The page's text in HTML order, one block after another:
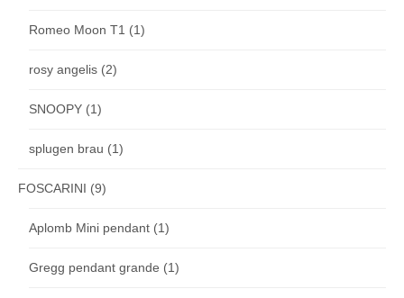
Romeo Moon T1 (1)
rosy angelis (2)
SNOOPY (1)
splugen brau (1)
FOSCARINI (9)
Aplomb Mini pendant (1)
Gregg pendant grande (1)